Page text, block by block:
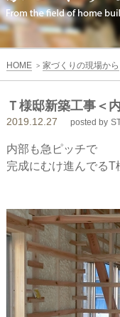
コ
ー
ポ
レ
ー
シ
ョ
ン
HOME > 家づくりの現場から
Ｔ様邸新築工事＜
2019.12.27 posted by
内部も急ピッチで
完成にむけ進んでるT